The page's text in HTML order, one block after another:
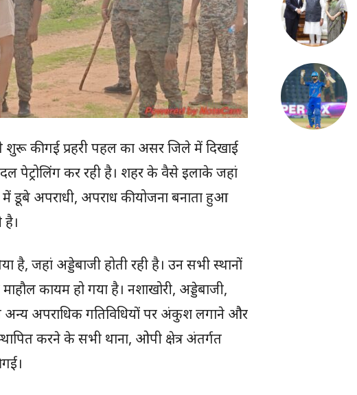
की गई प्रहरी पहल का असर जिले में दिखाई
पेट्रोलिंग कर रही है। शहर के वैसे इलाके जहां
में डूबे अपराधी, अपराध की योजना बनाता हुआ
है।
है, जहां अड्डेबाजी होती रही है। उन सभी स्थानों
कायम हो गया है। नशाखोरी, अड्डेबाजी,
अपराधिक गतिविधियों पर अंकुश लगाने और
करने के सभी थाना, ओपी क्षेत्र अंतर्गत